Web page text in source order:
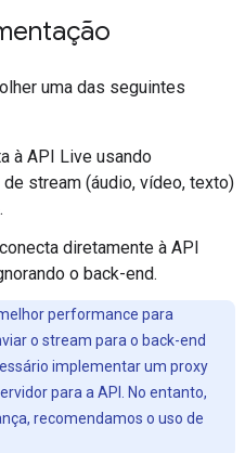
uma das seguintes
à API Live usando
stream (áudio, vídeo, texto)
diretamente à API
o back-end.
performance para
o stream para o back-end
implementar um proxy
para a API. No entanto,
recomendamos o uso de